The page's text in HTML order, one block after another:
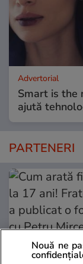
Advertorial
Smart is the
ajută
PARTENERI
Nouă ne